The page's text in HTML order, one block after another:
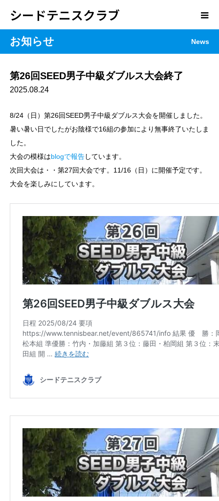
シードテニスクラブ
お知らせ News
第26回SEED男子中級ダブルス大会終了
2025.08.24
8/24（日）第26回SEED男子中級ダブルス大会を開催しました。
暑い暑い日でしたがお陰様で16組の参加により無事終了いたしま
した。
大会の模様はblogで報告しています。
次回大会は・・第27回大会です。11/16（日）に開催予定です。
大会を楽しみにしています。